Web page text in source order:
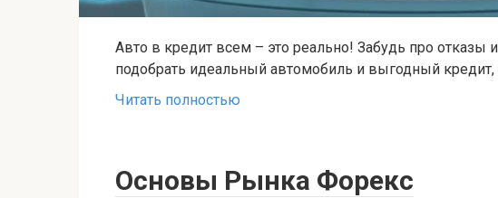
Авто в кредит всем – это реально! Забудь про
подобрать идеальный автомобиль и выгодный
Читать полностью
Основы Рынка Форекс